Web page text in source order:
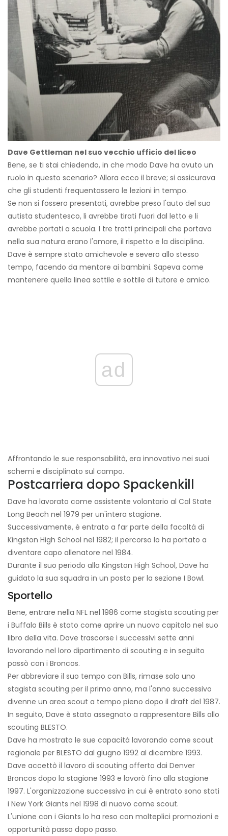
Dave Gettleman nel suo vecchio ufficio del liceo
Bene, se ti stai chiedendo, in che modo Dave ha avuto un
ruolo in questo scenario? Allora ecco il breve; si assicurava
che gli studenti frequentassero le lezioni in tempo.
Se non si fossero presentati, avrebbe preso l'auto del suo
autista studentesco, li avrebbe tirati fuori dal letto e li
avrebbe portati a scuola. I tre tratti principali che portava
nella sua natura erano l'amore, il rispetto e la disciplina.
Dave è sempre stato amichevole e severo allo stesso
tempo, facendo da mentore ai bambini. Sapeva come
mantenere quella linea sottile e sottile di tutore e amico.
ad
Affrontando le sue responsabilità, era innovativo nei suoi
schemi e disciplinato sul campo.
Postcarriera dopo Spackenkill
Dave ha lavorato come assistente volontario al Cal State
Long Beach nel 1979 per un'intera stagione.
Successivamente, è entrato a far parte della facoltà di
Kingston High School nel 1982; il percorso lo ha portato a
diventare capo allenatore nel 1984.
Durante il suo periodo alla Kingston High School, Dave ha
guidato la sua squadra in un posto per la sezione I Bowl.
Sportello
Bene, entrare nella NFL nel 1986 come stagista scouting per
i Buffalo Bills è stato come aprire un nuovo capitolo nel suo
libro della vita. Dave trascorse i successivi sette anni
lavorando nel loro dipartimento di scouting e in seguito
passò con i Broncos.
Per abbreviare il suo tempo con Bills, rimase solo uno
stagista scouting per il primo anno, ma l'anno successivo
divenne un area scout a tempo pieno dopo il draft del 1987.
In seguito, Dave è stato assegnato a rappresentare Bills allo
scouting BLESTO.
Dave ha mostrato le sue capacità lavorando come scout
regionale per BLESTO dal giugno 1992 al dicembre 1993.
Dave accettò il lavoro di scouting offerto dai Denver
Broncos dopo la stagione 1993 e lavorò fino alla stagione
1997. L'organizzazione successiva in cui è entrato sono stati
i New York Giants nel 1998 di nuovo come scout.
L'unione con i Giants lo ha reso con molteplici promozioni e
opportunità passo dopo passo.